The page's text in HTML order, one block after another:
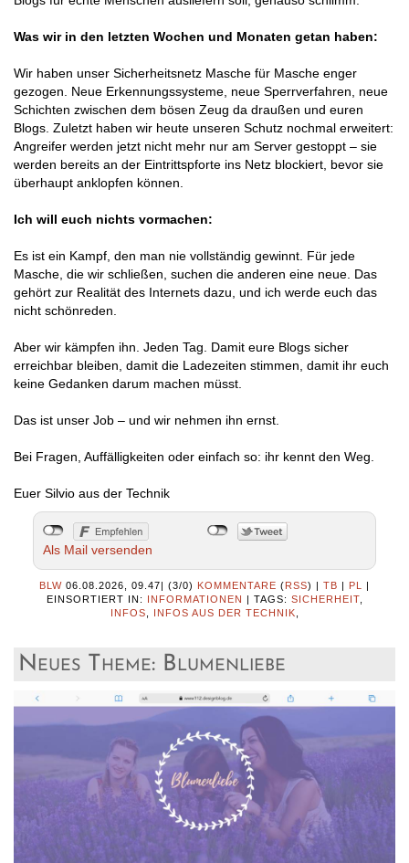
Was wir in den letzten Wochen und Monaten getan haben:
Wir haben unser Sicherheitsnetz Masche für Masche enger
gezogen. Neue Erkennungssysteme, neue Sperrverfahren, neue
Schichten zwischen dem bösen Zeug da draußen und euren
Blogs. Zuletzt haben wir heute unseren Schutz nochmal erweitert:
Angreifer werden jetzt nicht mehr nur am Server gestoppt – sie
werden bereits an der Eintrittspforte ins Netz blockiert, bevor sie
überhaupt anklopfen können.
Ich will euch nichts vormachen:
Es ist ein Kampf, den man nie vollständig gewinnt. Für jede
Masche, die wir schließen, suchen die anderen eine neue. Das
gehört zur Realität des Internets dazu, und ich werde euch das
nicht schönreden.
Aber wir kämpfen ihn. Jeden Tag. Damit eure Blogs sicher
erreichbar bleiben, damit die Ladezeiten stimmen, damit ihr euch
keine Gedanken darum machen müsst.
Das ist unser Job – und wir nehmen ihn ernst.
Bei Fragen, Auffälligkeiten oder einfach so: ihr kennt den Weg.
Euer Silvio aus der Technik
Als Mail versenden
BLW 06.08.2026, 09.47| (3/0) KOMMENTARE (RSS) | TB | PL
|
EINSORTIERT IN: INFORMATIONEN | TAGS: SICHERHEIT,
INFOS
INFOS AUS DER TECHNIK
Neues Theme: Blumenliebe